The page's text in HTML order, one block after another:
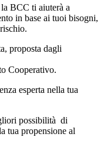
BCC ti aiuterà a
in base ai tuoi bisogni,
proposta dagli
Cooperativo.
esperta nella tua
possibilità di
tua propensione al